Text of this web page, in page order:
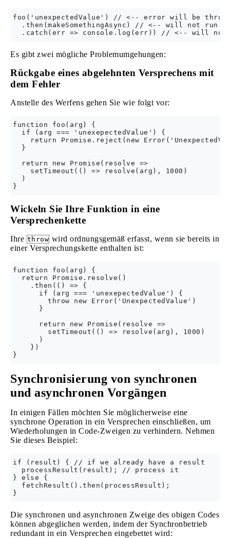
foo('unexpectedValue') // <-- error will be
  .then(makeSomethingAsync) // <-- will not run
Es gibt zwei mögliche Problemumgehungen:
Rückgabe eines abgelehnten Versprechens mit
dem Fehler
Anstelle des Werfens gehen Sie wie folgt vor:
function foo(arg) {
  if (arg === 'unexepectedValue') {
return Promise.reject(new
  }
  return new Promise(resolve =>
    setTimeout(() => resolve(arg), 1000)
  )
Wickeln Sie Ihre Funktion in eine
Versprechenkette
Ihre throw wird ordnungsgemäß erfasst, wenn sie bereits in
einer Versprechungskette enthalten ist:
function foo(arg) {
  return Promise.resolve()
    .then(() => {
      if (arg === 'unexepectedValue') {
        throw new Error('UnexpectedValue')
      }
      return new Promise(resolve =>
        setTimeout(() => resolve(arg), 1000)
      )
    })
Synchronisierung von synchronen
und asynchronen Vorgängen
In einigen Fällen möchten Sie möglicherweise eine
synchrone Operation in ein Versprechen einschließen, um
Wiederholungen in Code-Zweigen zu verhindern. Nehmen
Sie dieses Beispiel:
if (result) { // if we already have a result
  processResult(result); // process it
} else {
  fetchResult().then(processResult);
Die synchronen und asynchronen Zweige des obigen Codes
können abgeglichen werden, indem der Synchronbetrieb
redundant in ein Versprechen eingebettet wird: